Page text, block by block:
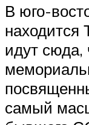
В юго-
находится
идут сюда,
самый